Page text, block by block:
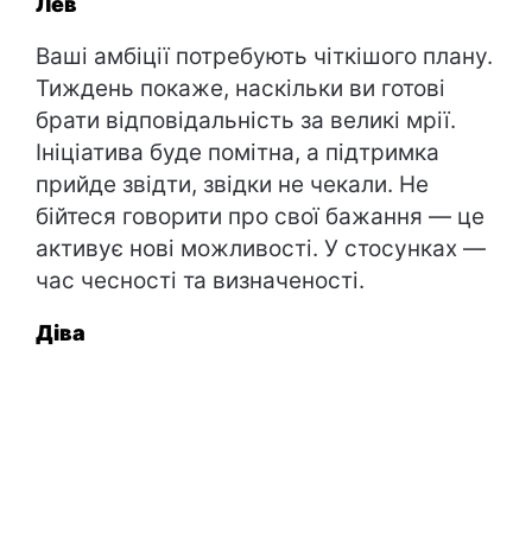
Ваші амбіції потребують чіткішого плану.
Тиждень покаже, наскільки ви готові
брати відповідальність за великі мрії.
Ініціатива буде помітна, а підтримка
прийде звідти, звідки не чекали. Не
бійтеся говорити про свої бажання — це
активує нові можливості. У стосунках —
час чесності та визначеності.
Діва